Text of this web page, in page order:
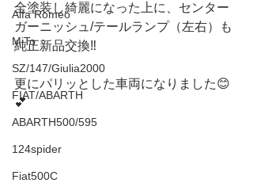
Alfa Romeo
MiTo
SZ/147/Giulia2000
FIAT/ABARTH
ABARTH500/595
124spider
Fiat500C
全塗装し綺麗になった上に、センター
ガーニッシュ/テールランプ（左右）も
純正新品交換‼️
更にパリッとした車両になりました😊
💕